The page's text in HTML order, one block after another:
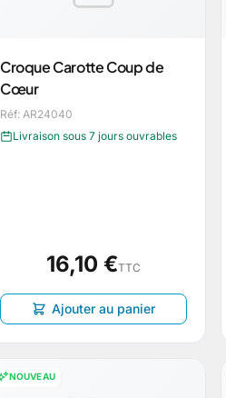
Croque Carotte Coup de
Cœur
Réf: AR24040
Livraison sous 7 jours ouvrables
16,10 €TTC
Ajouter au panier
NOUVEAU